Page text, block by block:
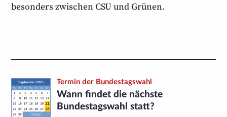
besonders zwischen CSU und Grünen.
Termin der Bundestagswahl
Wann findet die nächste
Bundestagswahl statt?